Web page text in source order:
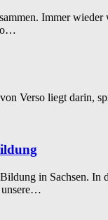
Immer
Verso liegt darin,
in Sachsen.
unsere…